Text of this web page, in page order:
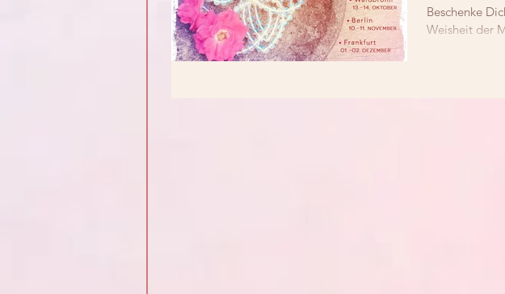
Beschenke
Weisheit der